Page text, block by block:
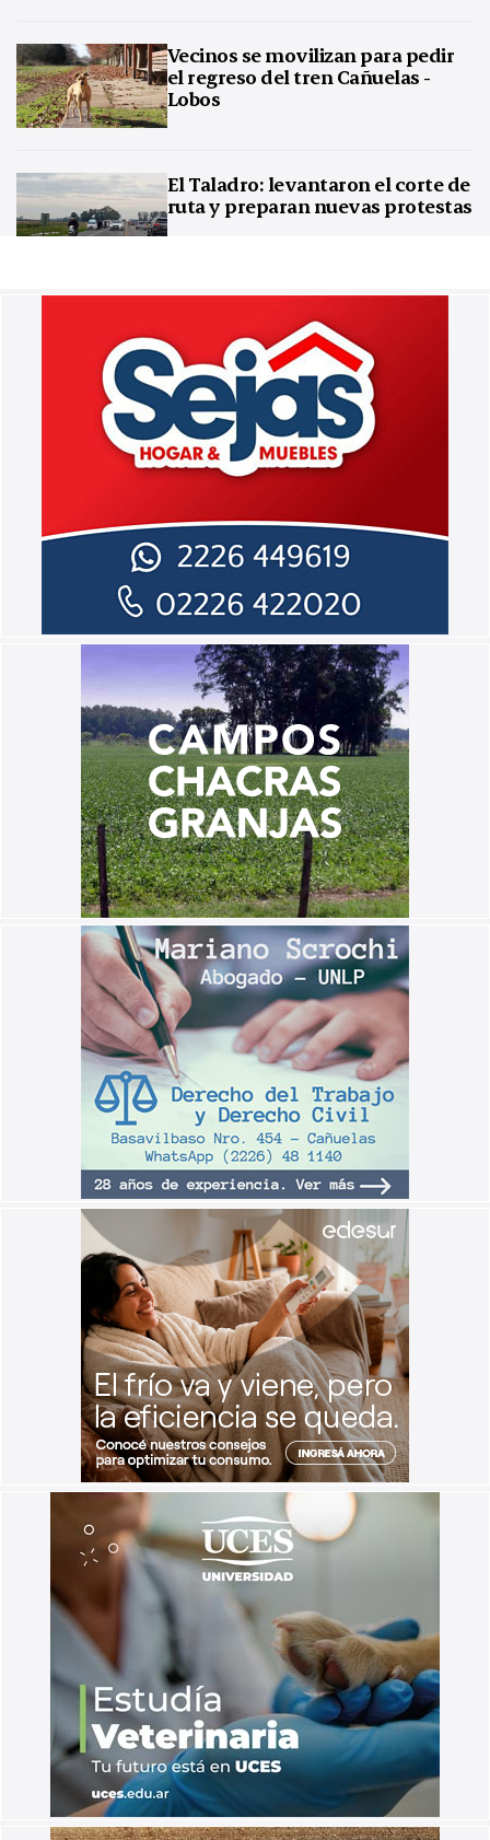
Vecinos se movilizan para pedir
el regreso del tren Cañuelas -
Lobos
El Taladro: levantaron el corte de
ruta y preparan nuevas protestas